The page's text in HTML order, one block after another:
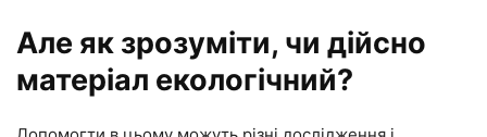
Але як зрозуміти, чи дійсно
матеріал екологічний?